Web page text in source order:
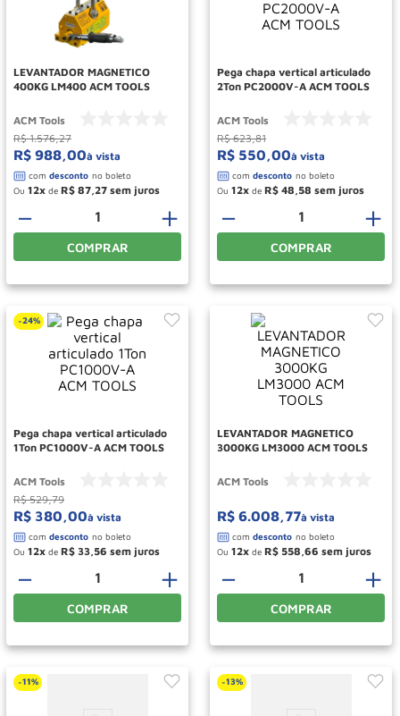
LEVANTADOR MAGNETICO
400KG LM400 ACM TOOLS
ACM Tools
R$ 1.576,27
R$ 988,00à vista
Ou 12 de R$ 87,27
＋
－
COMPRAR
Pega chapa vertical articulado
2Ton PC2000V-A ACM TOOLS
ACM Tools
R$ 623,81
R$ 550,00à vista
Ou 12 de R$ 48,58
＋
－
COMPRAR
-24%
Pega chapa vertical articulado
1Ton PC1000V-A ACM TOOLS
ACM Tools
R$ 529,79
R$ 380,00à vista
Ou 12 de R$ 33 56
＋
－
COMPRAR
LEVANTADOR MAGNETICO
3000KG LM3000 ACM TOOLS
ACM Tools
R$ 6.008,77à vista
Ou 12 de R$ 558 66
＋
－
COMPRAR
-11% -13%
Paleteira